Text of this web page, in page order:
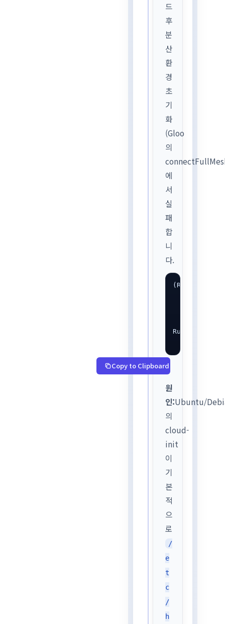
드
후
분
산
환
경
초
기
화
(Gloo
의
에
서
실
패
합
니
다.
Copy to Clipboard
원
인:Ubuntu/
의
cloud-
init
이
기
본
적
으
로
/
e
t
c
/
h